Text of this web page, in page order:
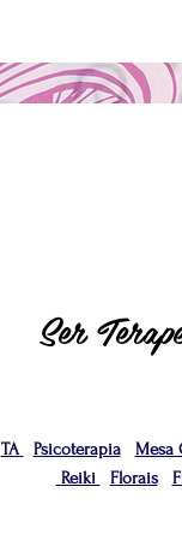
TA Psicoterapia Mesa
Reiki
Florais
Ser